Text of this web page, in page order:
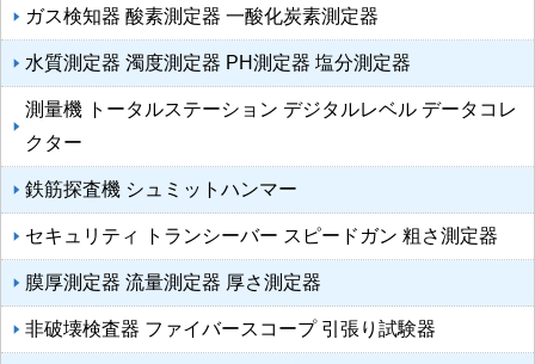
ガス検知器 酸素測定器 一酸化炭素測定器
水質測定器 濁度測定器 PH測定器 塩分測定器
測量機 トータルステーション デジタルレベル データコレ
クター
鉄筋探査機 シュミットハンマー
セキュリティ トランシーバー スピードガン 粗さ測定器
膜厚測定器 流量測定器 厚さ測定器
非破壊検査器 ファイバースコープ 引張り試験器